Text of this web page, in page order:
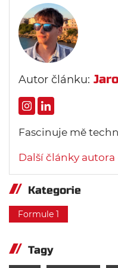
Autor článku:
Fascinuje mě
Další články autora
Kategorie
Formule 1
Tagy